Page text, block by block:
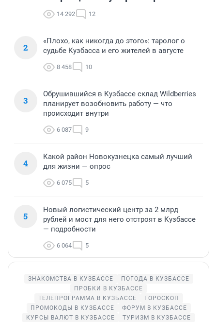
14 292 12
2
«Плохо, как никогда до этого»: таролог о
судьбе Кузбасса и его жителей в августе
8 458 10
3
Обрушившийся в Кузбассе склад Wildberries
планирует возобновить работу — что
происходит внутри
6 087 9
4
Какой район Новокузнецка самый лучший
для жизни — опрос
6 075 5
5
Новый логистический центр за 2 млрд
рублей и мост для него отстроят в Кузбассе
— подробности
6 064 5
ЗНАКОМСТВА В КУЗБАССЕ
ПОГОДА В КУЗБАССЕ
ПРОБКИ В КУЗБАССЕ
ТЕЛЕПРОГРАММА В КУЗБАССЕ
ГОРОСКОП
ПРОМОКОДЫ В КУЗБАССЕ
ФОРУМ В КУЗБАССЕ
КУРСЫ ВАЛЮТ В КУЗБАССЕ
ТУРИЗМ В КУЗБАССЕ